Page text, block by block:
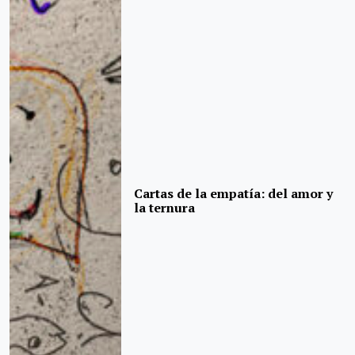
Cartas de la empatía: del amor y
la ternura